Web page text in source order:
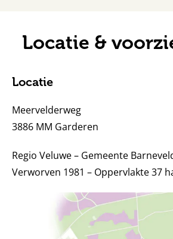
Locatie &
Locatie
Meervelderweg
3886 MM Garderen
Regio Veluwe – Gemeente
Verworven 1981 – Oppervlakte 37